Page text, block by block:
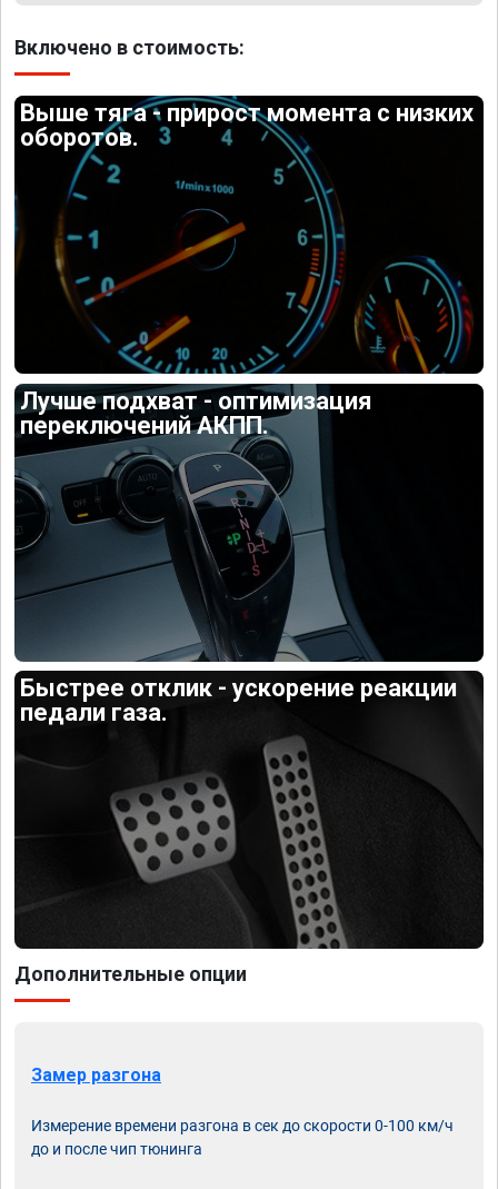
Включено в стоимость:
Выше тяга - прирост момента с низких
оборотов.
Лучше подхват - оптимизация
переключений АКПП.
Быстрее отклик - ускорение реакции
педали газа.
Дополнительные опции
Замер разгона
Измерение времени разгона в сек до скорости 0-100 км/ч
до и после чип тюнинга